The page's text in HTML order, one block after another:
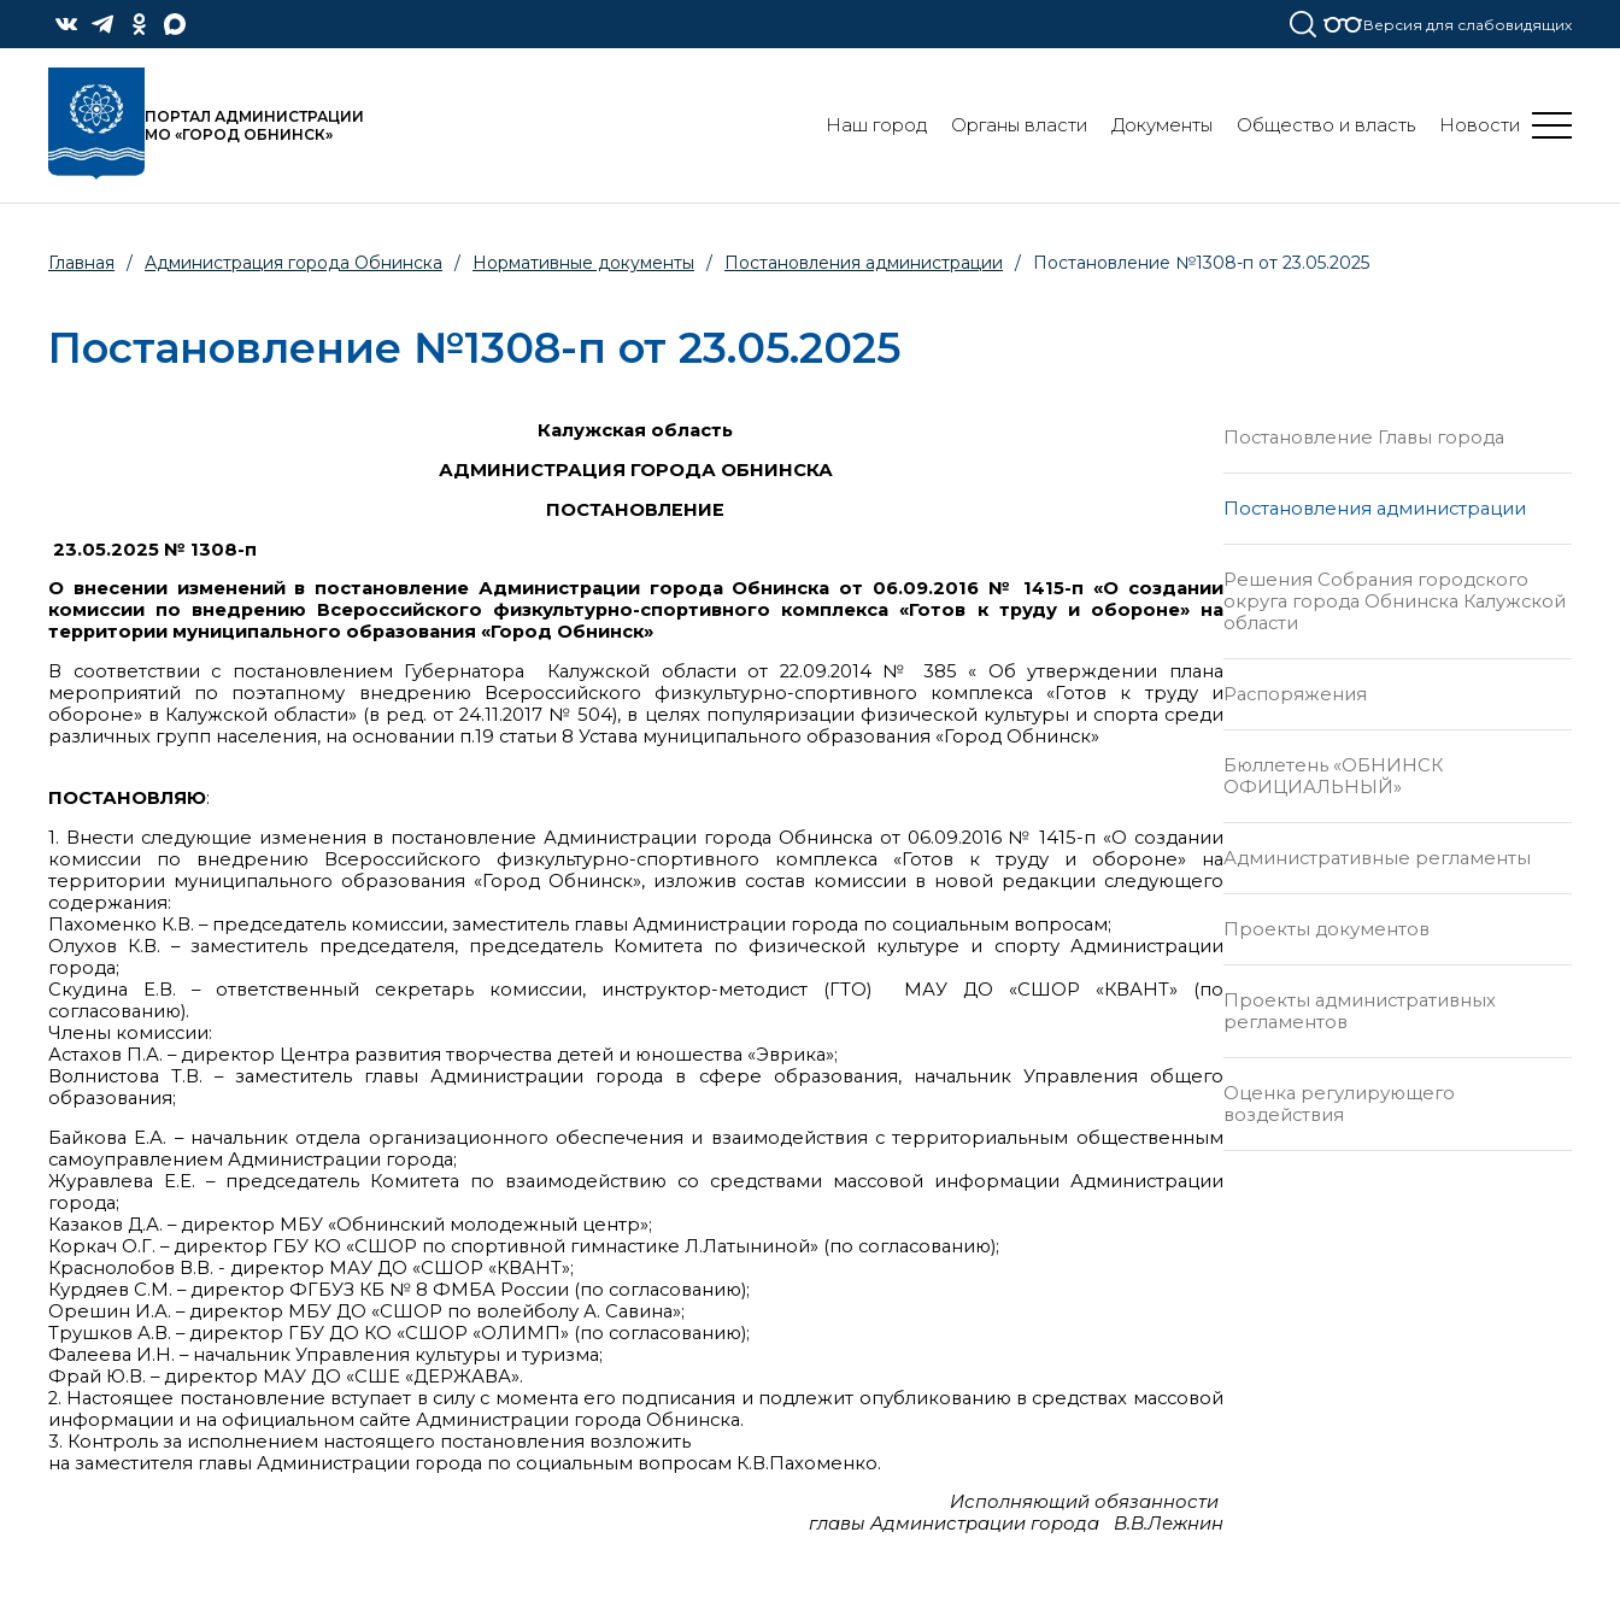
Версия для слабовидящих
ПОРТАЛ АДМИНИСТРАЦИИ
МО «ГОРОД ОБНИНСК»
Наш город Органы власти Документы Общество и власть Новости
Главная / Администрация города Обнинска / Нормативные документы / Постановления администрации / Постановление №1308-п от 23.05.2025
Постановление №1308-п от 23.05.2025
Калужская область
АДМИНИСТРАЦИЯ ГОРОДА ОБНИНСКА
ПОСТАНОВЛЕНИЕ
23.05.2025 № 1308-п
О внесении изменений в постановление Администрации города Обнинска от 06.09.2016 № 1415-п «О создании
комиссии по внедрению Всероссийского физкультурно-спортивного комплекса «Готов к труду и обороне» на
территории муниципального образования «Город Обнинск»
В соответствии с постановлением Губернатора Калужской области от 22.09.2014 № 385 « Об утверждении плана
мероприятий по поэтапному внедрению Всероссийского физкультурно-спортивного комплекса «Готов к труду и
обороне» в Калужской области» (в ред. от 24.11.2017 № 504), в целях популяризации физической культуры и спорта среди
различных групп населения, на основании п.19 статьи 8 Устава муниципального образования «Город Обнинск»
ПОСТАНОВЛЯЮ:
1. Внести следующие изменения в постановление Администрации города Обнинска от 06.09.2016 № 1415-п «О создании
комиссии по внедрению Всероссийского физкультурно-спортивного комплекса «Готов к труду и обороне» на
территории муниципального образования «Город Обнинск», изложив состав комиссии в новой редакции следующего
содержания:
Пахоменко К.В. – председатель комиссии, заместитель главы Администрации города по социальным вопросам;
Олухов К.В. – заместитель председателя, председатель Комитета по физической культуре и спорту Администрации
города;
Скудина Е.В. – ответственный секретарь комиссии, инструктор-методист (ГТО) МАУ ДО «СШОР «КВАНТ» (по
согласованию).
Члены комиссии:
Астахов П.А. – директор Центра развития творчества детей и юношества «Эврика»;
Волнистова Т.В. – заместитель главы Администрации города в сфере образования, начальник Управления общего
образования;
Байкова Е.А. – начальник отдела организационного обеспечения и взаимодействия с территориальным общественным
самоуправлением Администрации города;
Журавлева Е.Е. – председатель Комитета по взаимодействию со средствами массовой информации Администрации
города;
Казаков Д.А. – директор МБУ «Обнинский молодежный центр»;
Коркач О.Г. – директор ГБУ КО «СШОР по спортивной гимнастике Л.Латыниной» (по согласованию);
Краснолобов В.В. - директор МАУ ДО «СШОР «КВАНТ»;
Курдяев С.М. – директор ФГБУЗ КБ № 8 ФМБА России (по согласованию);
Орешин И.А. – директор МБУ ДО «СШОР по волейболу А. Савина»;
Трушков А.В. – директор ГБУ ДО КО «СШОР «ОЛИМП» (по согласованию);
Фалеева И.Н. – начальник Управления культуры и туризма;
Фрай Ю.В. – директор МАУ ДО «СШЕ «ДЕРЖАВА».
2. Настоящее постановление вступает в силу с момента его подписания и подлежит опубликованию в средствах массовой
информации и на официальном сайте Администрации города Обнинска.
3. Контроль за исполнением настоящего постановления возложить
на заместителя главы Администрации города по социальным вопросам К.В.Пахоменко.
Исполняющий обязанности
главы Администрации города В.В.Лежнин
Постановление Главы города
Постановления администрации
Решения Собрания городского
округа города Обнинска Калужской
области
Распоряжения
Бюллетень «ОБНИНСК
ОФИЦИАЛЬНЫЙ»
Административные регламенты
Проекты документов
Проекты административных
регламентов
Оценка регулирующего
воздействия